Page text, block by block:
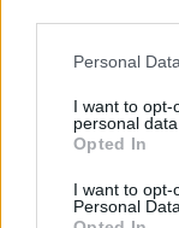
negar su
de su
rechazar tal
cualquier
visitando nuestra
Personal
I want to opt-
personal data.
Opted In
I want to opt-
Personal Data.